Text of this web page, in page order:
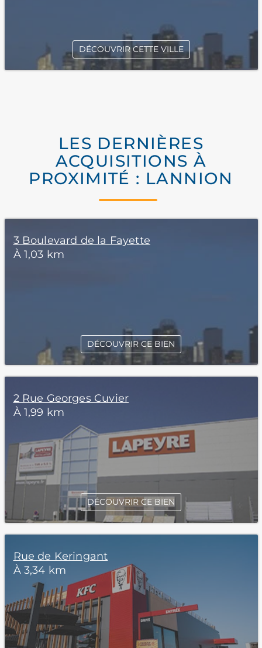
DÉCOUVRIR CETTE VILLE
LES DERNIÈRES
ACQUISITIONS À
PROXIMITÉ : LANNION
3 Boulevard de la Fayette
À 1,03 km
DÉCOUVRIR CE BIEN
2 Rue Georges Cuvier
À 1,99 km
DÉCOUVRIR CE BIEN
Rue de Keringant
À 3,34 km